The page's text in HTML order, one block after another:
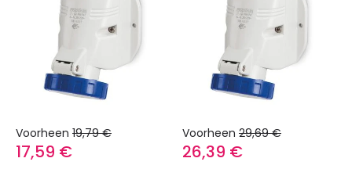
Voorheen 19,79 €
17,59 €
Voorheen 29,69 €
26,39 €